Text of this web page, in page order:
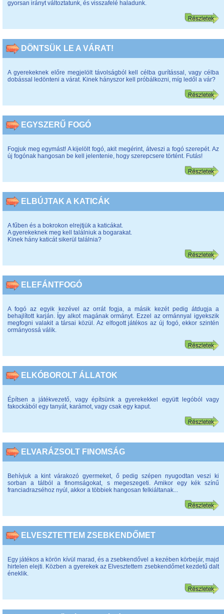
gyorsan irányt változtatunk, és visszafelé haladunk.
DÖNTSÜK LE A VÁRAT!
A gyerekeknek előre megjelölt távolságból kell célba gurítással, vagy célba
dobással ledönteni a várat. Kinek hányszor kell próbálkozni, míg ledől a vár?
EGYSZERŰ FOGÓ
Fogjuk meg egymást! A kijelölt fogó, akit megérint, átveszi a fogó szerepét. Az
új fogónak hangosan be kell jelentenie, hogy szerepcsere történt. Futás!
ELBÚJTAK A KATICÁK
A fűben és a bokrokon elrejtjük a katicákat.
A gyerekeknek meg kell találniuk a bogarakat.
Kinek hány katicát sikerül találnia?
ELEFÁNTFOGÓ
A fogó az egyik kezével az orrát fogja, a másik kezét pedig átdugja a
behajlított karján. Így alkot magának ormányt. Ezzel az ormánnyal igyekszik
megfogni valakit a társai közül. Az elfogott játékos az új fogó, ekkor szintén
ormányossá válik.
ELKÓBOROLT ÁLLATOK
Építsen a játékvezető, vagy építsünk a gyerekekkel együtt legóból vagy
fakockából egy tanyát, karámot, vagy csak egy kaput.
ELVARÁZSOLT FINOMSÁG
Behívjuk a kint várakozó gyermeket, ő pedig szépen nyugodtan veszi ki
sorban a tálból a finomságokat, s megeszegeti. Amikor egy kék színű
franciadrazséhoz nyúl, akkor a többiek hangosan felkiáltanak...
ELVESZTETTEM ZSEBKENDŐMET
Egy játékos a körön kívül marad, és a zsebkendővel a kezében körbejár, majd
hirtelen elejti. Közben a gyerekek az Elvesztettem zsebkendőmet kezdetű dalt
éneklik.